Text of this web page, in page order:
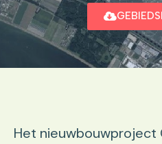
Het nieuwbouwproject